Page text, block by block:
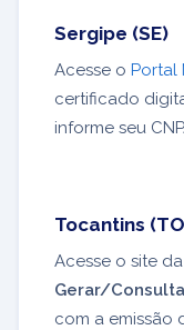
Sergipe (SE)
Acesse o Portal
certificado
informe seu
Tocantins
Acesse o site da
Gerar/
com a emissão